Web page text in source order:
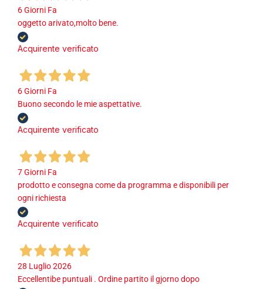
6 Giorni Fa
oggetto arivato,molto bene.
Acquirente verificato
6 Giorni Fa
Buono secondo le mie aspettative.
Acquirente verificato
7 Giorni Fa
prodotto e consegna come da programma e disponibili per
ogni richiesta
Acquirente verificato
28 Luglio 2026
Eccellentibe puntuali . Ordine partito il gjorno dopo